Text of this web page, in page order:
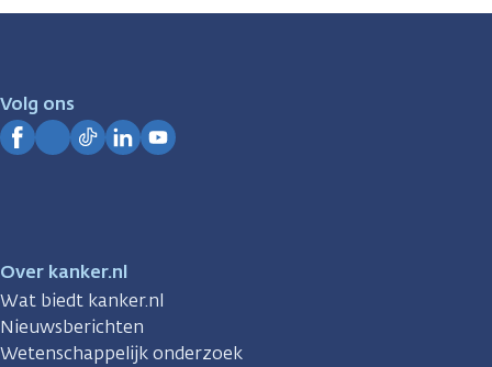
zijn
Volg ons
Over kanker.nl
Wat biedt kanker.nl
Nieuwsberichten
Wetenschappelijk onderzoek